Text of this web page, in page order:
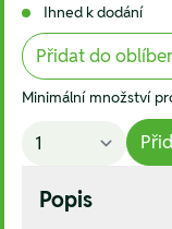
Ihned k dodání
Přidat do
Minimální množství
Popis